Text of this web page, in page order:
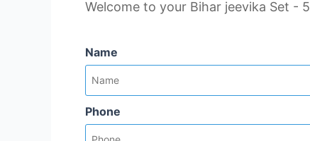
Welcome to your Bihar jeevika Set - 5
Name
Phone